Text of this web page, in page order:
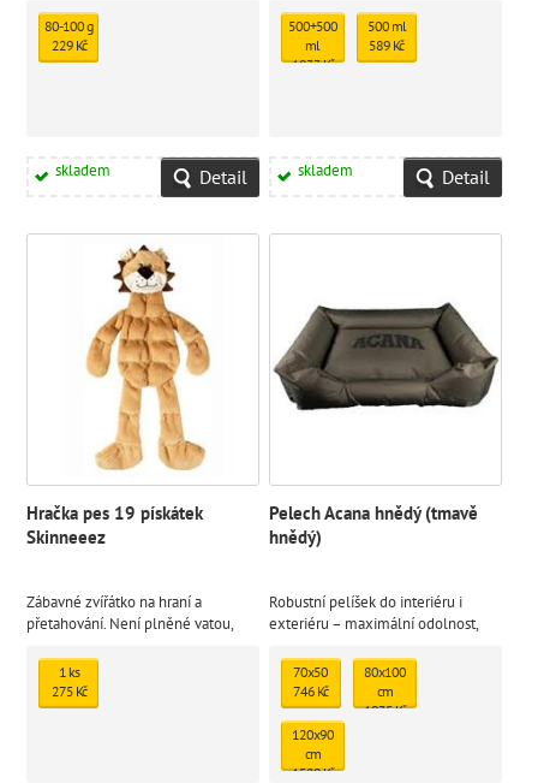
80-100 g
229 Kč
skladem Detail
koček.
500+500
ml
1033 Kč
500 ml
589 Kč
skladem Detail
Hračka pes 19 pískátek
Skinneeez
Zábavné zvířátko na hraní a
přetahování. Není plněné vatou,
vaším miláčkem.
1 ks
275 Kč
Pelech Acana hnědý (tmavě
hnědý)
Robustní pelíšek do interiéru i
exteriéru – maximální odolnost,
70x50
746 Kč
80x100
cm
1035 Kč
120x90
cm
1529 Kč